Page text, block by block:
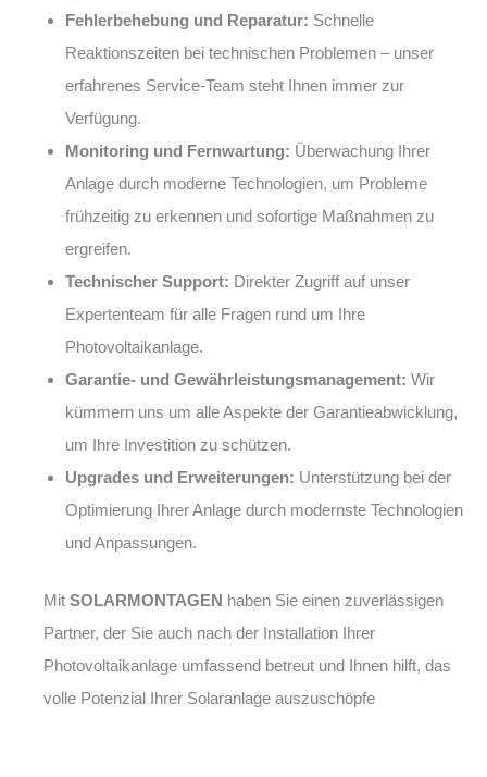
Fehlerbehebung und Reparatur: Schnelle
Reaktionszeiten bei technischen Problemen – unser
erfahrenes Service-Team steht Ihnen immer zur
Verfügung.
Monitoring und Fernwartung: Überwachung Ihrer
Anlage durch moderne Technologien, um Probleme
frühzeitig zu erkennen und sofortige Maßnahmen zu
ergreifen.
Technischer Support: Direkter Zugriff auf unser
Expertenteam für alle Fragen rund um Ihre
Photovoltaikanlage.
Garantie- und Gewährleistungsmanagement: Wir
kümmern uns um alle Aspekte der Garantieabwicklung,
um Ihre Investition zu schützen.
Upgrades und Erweiterungen: Unterstützung bei der
Optimierung Ihrer Anlage durch modernste Technologien
und Anpassungen.
Mit SOLARMONTAGEN haben Sie einen zuverlässigen
Partner, der Sie auch nach der Installation Ihrer
Photovoltaikanlage umfassend betreut und Ihnen hilft, das
volle Potenzial Ihrer Solaranlage auszuschöpfe